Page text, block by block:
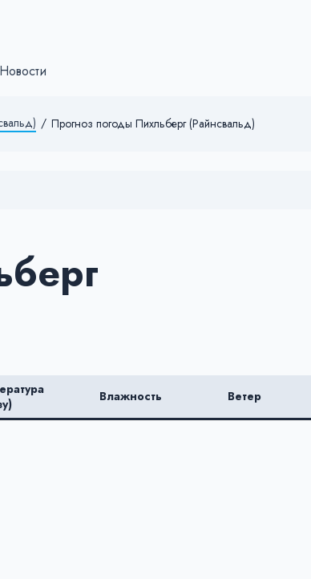
Новости
/ Прогноз погоды Пихльберг (Райнсвальд)
Влажность Ветер